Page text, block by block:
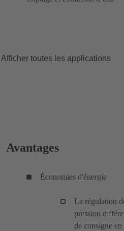
Afficher toutes les applications
Avantages
Économies d'énergie
La régulation
pression
de consigne